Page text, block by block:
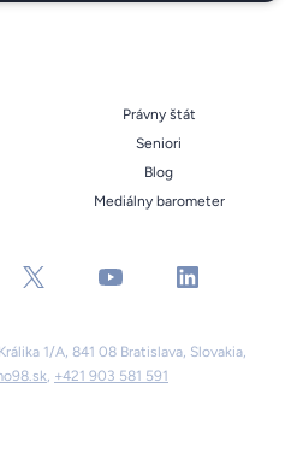
Právny štát
Seniori
Blog
Mediálny barometer
x youtube linkedin
1/A, 841 08 Bratislava, Slovakia,
, +421 903 581 591